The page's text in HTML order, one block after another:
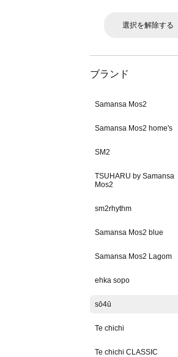
選択を解除する
ブランド
Samansa Mos2
Samansa Mos2 home's
SM2
TSUHARU by Samansa
Mos2
sm2rhythm
Samansa Mos2 blue
Samansa Mos2 Lagom
ehka sopo
sō4ū
Te chichi
Te chichi CLASSIC